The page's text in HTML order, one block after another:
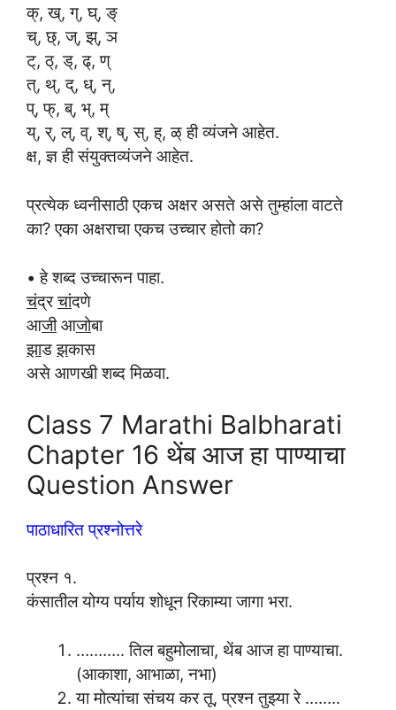
क्, ख्, ग्, घ्, ङ्
च्, छ्, ज्, झ्, ञ
ट्, ठ्, ड्, ढ्, ण्
त्, थ्, द्, ध्, न्,
प्, फ्, ब्, भ्, म्
य्, र्, ल्, व्, श्, ष्, स्, ह्, ळ् ही व्यंजने आहेत.
क्ष, ज्ञ ही संयुक्तव्यंजने आहेत.
प्रत्येक ध्वनीसाठी एकच अक्षर असते असे तुम्हांला वाटते
का? एका अक्षराचा एकच उच्चार होतो का?
• हे शब्द उच्चारून पाहा.
चंद्रचांदणे
आजीआजोबा
झाडझकास
असे आणखी शब्द मिळवा.
Class 7 Marathi Balbharati
Chapter 16 थेंब आज हा पाण्याचा
Question Answer
पाठाधारित प्रश्नोत्तरे
प्रश्न १.
कंसातील योग्य पर्याय शोधून रिकाम्या जागा भरा.
……….. तिल बहुमोलाचा, थेंब आज हा पाण्याचा.
(आकाशा, आभाळा, नभा)
या मोत्यांचा संचय कर तू, प्रश्न तुझ्या रे ……..